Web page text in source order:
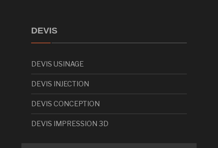
DEVIS
DEVIS USINAGE
DEVIS INJECTION
DEVIS CONCEPTION
DEVIS IMPRESSION 3D